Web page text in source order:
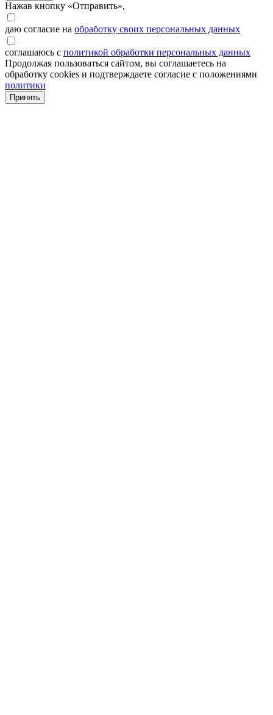
Нажав кнопку «Отправить»,
даю согласие на обработку своих персональных данных
соглашаюсь с политикой обработки персональных данных
Продолжая пользоваться сайтом, вы соглашаетесь на
обработку cookies и подтверждаете согласие с положениями
политики
Принять